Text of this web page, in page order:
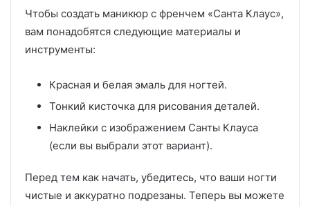
Чтобы создать маникюр с френчем «Санта Клаус»,
вам понадобятся следующие материалы и
инструменты:
Красная и белая эмаль для ногтей.
Тонкий кисточка для рисования деталей.
Наклейки с изображением Санты Клауса
(если вы выбрали этот вариант).
Перед тем как начать, убедитесь, что ваши ногти
чистые и аккуратно подрезаны. Теперь вы можете